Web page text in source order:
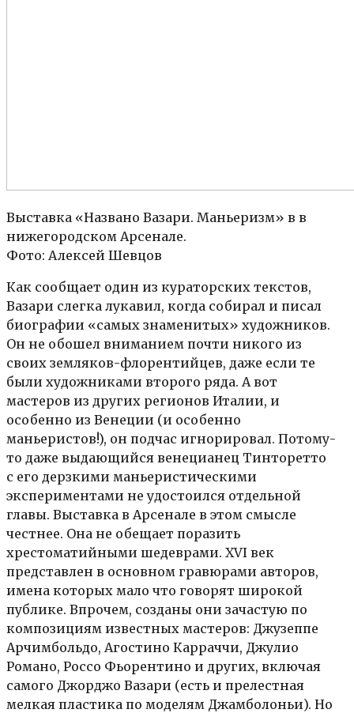
Выставка «Названо Вазари. Маньеризм» в в
нижегородском Арсенале.
Фото: Алексей Шевцов
Как сообщает один из кураторских текстов,
Вазари слегка лукавил, когда собирал и писал
биографии «самых знаменитых» художников.
Он не обошел вниманием почти никого из
своих земляков-флорентийцев, даже если те
были художниками второго ряда. А вот
мастеров из других регионов Италии, и
особенно из Венеции (и особенно
маньеристов!), он подчас игнорировал. Потому-
то даже выдающийся венецианец Тинторетто
с его дерзкими маньеристическими
экспериментами не удостоился отдельной
главы. Выставка в Арсенале в этом смысле
честнее. Она не обещает поразить
хрестоматийными шедеврами. XVI век
представлен в основном гравюрами авторов,
имена которых мало что говорят широкой
публике. Впрочем, созданы они зачастую по
композициям известных мастеров: Джузеппе
Арчимбольдо, Агостино Карраччи, Джулио
Романо, Россо Фьорентино и других, включая
самого Джорджо Вазари (есть и прелестная
мелкая пластика по моделям Джамболоньи). Но